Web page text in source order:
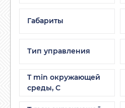
Габариты
Тип управления
T min окружающей
среды, C